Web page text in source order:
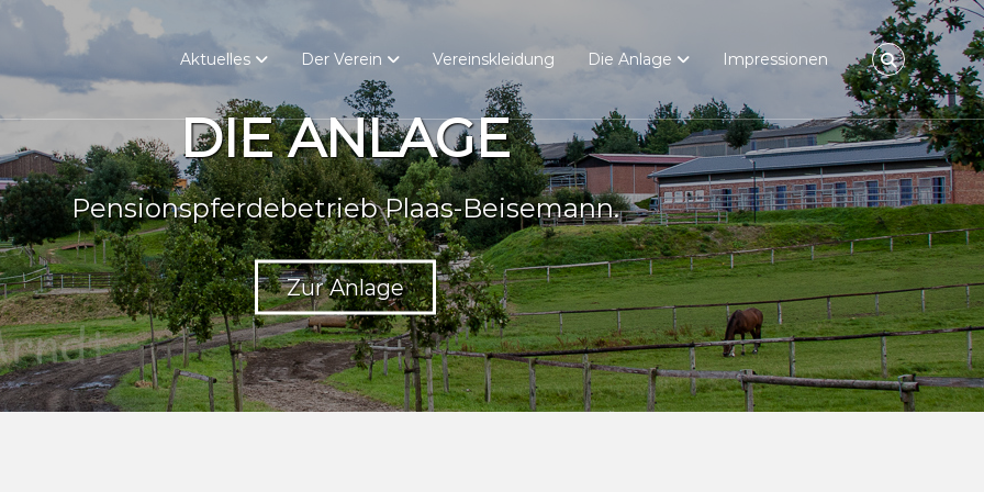
Aktuelles Der Verein Vereinskleidung Die Anlage Impressionen
DIE ANLAGE
Plaas-Beisemann.
Zur Anlage